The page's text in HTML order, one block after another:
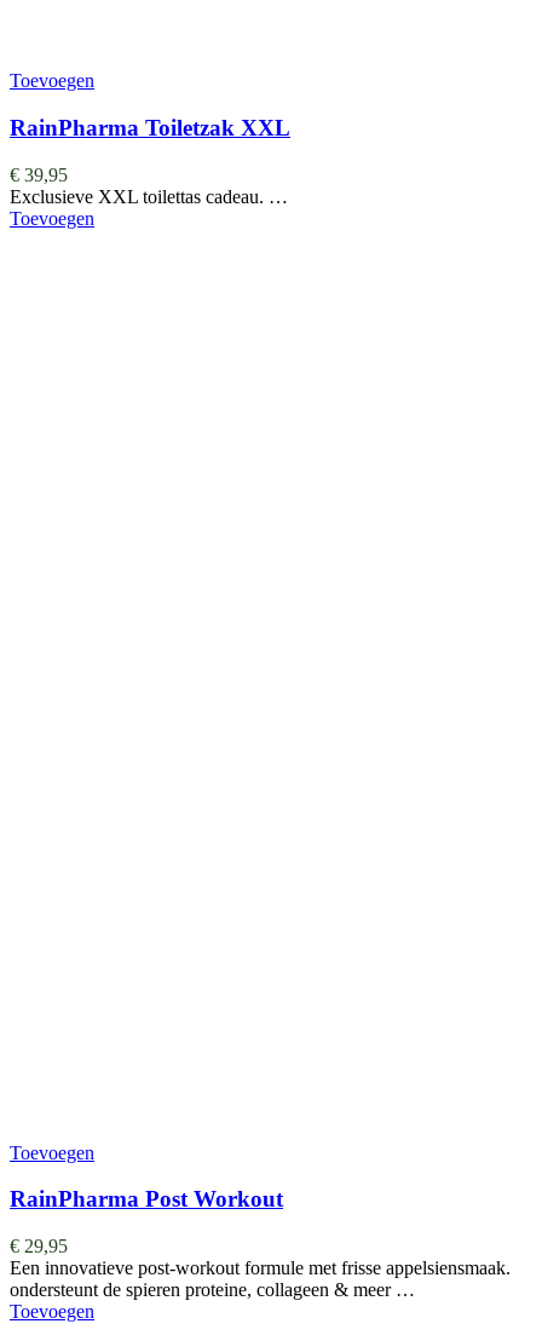
Toevoegen
RainPharma Toiletzak XXL
€ 39,95
Exclusieve XXL toilettas cadeau. …
Toevoegen
Toevoegen
RainPharma Post Workout
€ 29,95
Een innovatieve post-workout formule met frisse appelsiensmaak.
ondersteunt de spieren proteine, collageen & meer …
Toevoegen